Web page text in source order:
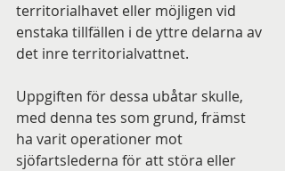
territorialhavet eller möjligen vid
enstaka tillfällen i de yttre delarna av
det inre territorialvattnet.
Uppgiften för dessa ubåtar skulle,
med denna tes som grund, främst
ha varit operationer mot
sjöfartslederna för att störa eller